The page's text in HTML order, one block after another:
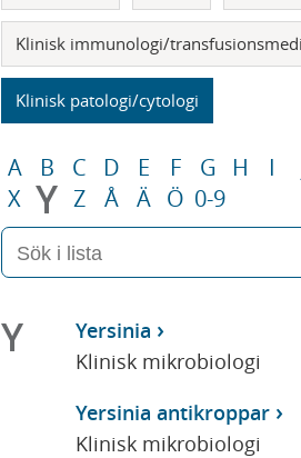
Klinisk immunologi/
Klinisk patologi/cytologi
A B C D E F G H I
X Y Z Å Ä Ö 0-9
Y
Yersinia
Klinisk mikrobiologi
Yersinia antikroppar
Klinisk mikrobiologi